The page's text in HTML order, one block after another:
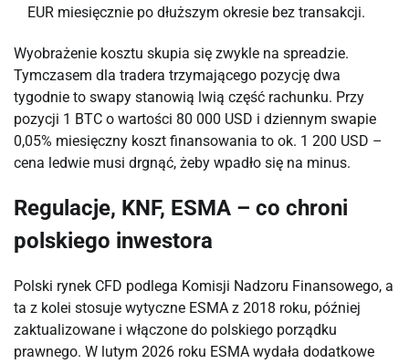
EUR miesięcznie po dłuższym okresie bez transakcji.
Wyobrażenie kosztu skupia się zwykle na spreadzie.
Tymczasem dla tradera trzymającego pozycję dwa
tygodnie to swapy stanowią lwią część rachunku. Przy
pozycji 1 BTC o wartości 80 000 USD i dziennym swapie
0,05% miesięczny koszt finansowania to ok. 1 200 USD –
cena ledwie musi drgnąć, żeby wpadło się na minus.
Regulacje, KNF, ESMA – co chroni
polskiego inwestora
Polski rynek CFD podlega Komisji Nadzoru Finansowego, a
ta z kolei stosuje wytyczne ESMA z 2018 roku, później
zaktualizowane i włączone do polskiego porządku
prawnego. W lutym 2026 roku ESMA wydała dodatkowe